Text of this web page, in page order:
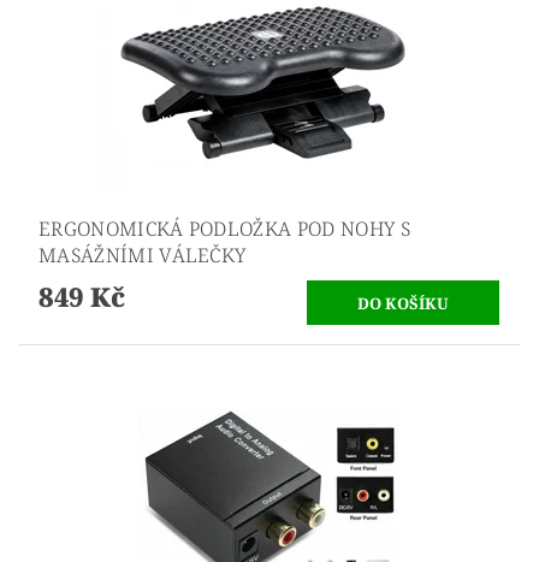
ERGONOMICKÁ PODLOŽKA POD NOHY S
MASÁŽNÍMI VÁLEČKY
849 Kč